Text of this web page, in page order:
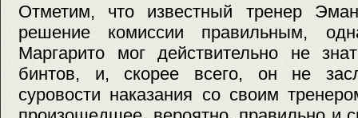
Отметим, что известный тренер
решение комиссии правильным,
Маргарито мог действительно не
бинтов, и, скорее всего, он не
суровости наказания со своим